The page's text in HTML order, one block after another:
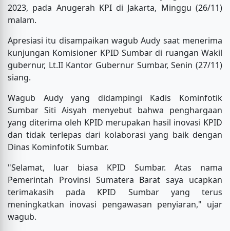
2023, pada Anugerah KPI di Jakarta, Minggu (26/11)
malam.
Apresiasi itu disampaikan wagub Audy saat menerima
kunjungan Komisioner KPID Sumbar di ruangan Wakil
gubernur, Lt.II Kantor Gubernur Sumbar, Senin (27/11)
siang.
Wagub Audy yang didampingi Kadis Kominfotik
Sumbar Siti Aisyah menyebut bahwa penghargaan
yang diterima oleh KPID merupakan hasil inovasi KPID
dan tidak terlepas dari kolaborasi yang baik dengan
Dinas Kominfotik Sumbar.
"Selamat, luar biasa KPID Sumbar. Atas nama
Pemerintah Provinsi Sumatera Barat saya ucapkan
terimakasih pada KPID Sumbar yang terus
meningkatkan inovasi pengawasan penyiaran," ujar
wagub.